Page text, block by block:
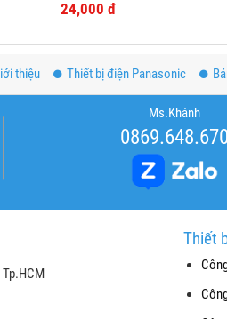
24,000 đ
thiệu Thiết bị điện Panasonic
Ms.Khánh
0869.648.670
Thiết